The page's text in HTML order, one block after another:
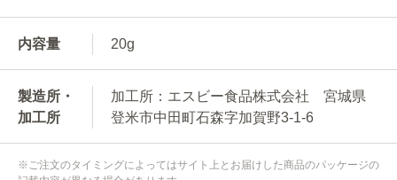
内容量 20g
製造所・
加工所
加工所：エスビー食品株式会社 宮城県
登米市中田町石森字加賀野3-1-6
※ご注文のタイミングによってはサイト上とお届けした商品のパッケージの